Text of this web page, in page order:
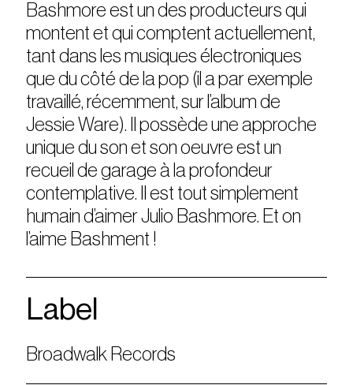
Bashmore est un des producteurs qui
montent et qui comptent actuellement,
tant dans les musiques électroniques
que du côté de la pop (il a par exemple
travaillé, récemment, sur l’album de
Jessie Ware). Il possède une approche
unique du son et son oeuvre est un
recueil de garage à la profondeur
contemplative. Il est tout simplement
humain d’aimer Julio Bashmore. Et on
l’aime Bashment !
Label
Broadwalk Records